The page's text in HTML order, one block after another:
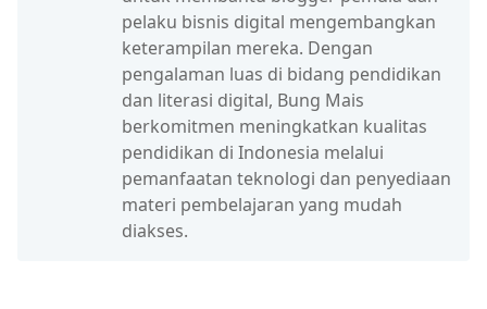
pelaku bisnis digital mengembangkan
keterampilan mereka. Dengan
pengalaman luas di bidang pendidikan
dan literasi digital, Bung Mais
berkomitmen meningkatkan kualitas
pendidikan di Indonesia melalui
pemanfaatan teknologi dan penyediaan
materi pembelajaran yang mudah
diakses.